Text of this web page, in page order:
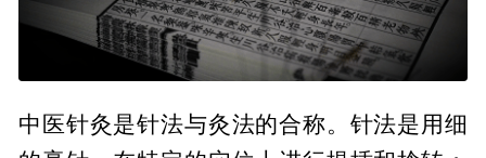
中医针灸是针法与灸法的合称。针法是用细